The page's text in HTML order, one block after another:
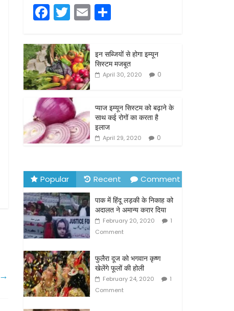
→
F
a
c
e
b
o
o
k
T
w
itt
er
E
m
ar
e
इन सब्जियों से होगा इम्यून
सिस्टम मजबूत
April 30, 2020 0
प्याज इम्यून सिस्टम को बढ़ाने के
साथ कई रोगों का करता है
इलाज
April 29, 2020 0
Popular Recent Comment
पाक में हिंदू लड़की के निकाह को
अदालत ने अमान्य करार दिया
February 20, 2020
1
Comment
फुलैरा दूज को भगवान कृष्ण
खेलेंगे फूलों की होली
February 24, 2020
1
Comment